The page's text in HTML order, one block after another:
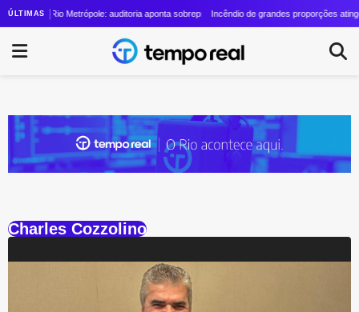
ÚLTIMAS
Vinícius Cozzolino cresce quase 24 vezes em quatro anos
Rio Metrópole: auditoria aponta sobrepreço de R$ 20 milhões em contrato de R$
Incêndio de grandes proporções
Charles Cozzolino